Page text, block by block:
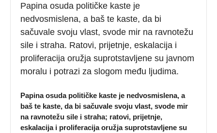
Papina osuda političke kaste je
nedvosmislena, a baš te kaste, da bi
sačuvale svoju vlast, svode mir na ravnotežu
sile i straha. Ratovi, prijetnje, eskalacija i
proliferacija oružja suprotstavljene su javnom
moralu i potrazi za slogom među ljudima.
Papina osuda političke kaste je nedvosmislena, a
baš te kaste, da bi sačuvale svoju vlast, svode mir
na ravnotežu sile i straha; ratovi, prijetnje,
eskalacija i proliferacija oružja suprotstavljene su